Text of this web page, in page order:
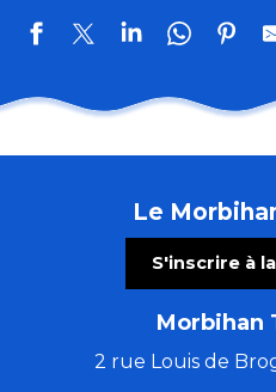
Visite commentée de
Randonnée pédestre
Fest-Noz – Kenleur Tour
Du Val Sans Retour au
Guémené, cité des Rohan
Randonnée : Histoire
Le
S'inscrire à
Morbihan
2 rue Louis de